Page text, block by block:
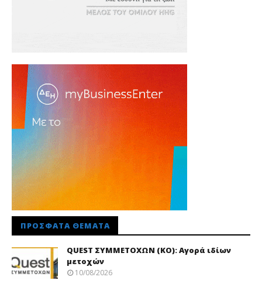
ΠΡΌΣΦΑΤΑ ΘΈΜΑΤΑ
QUEST ΣΥΜΜΕΤΟΧΩΝ (ΚΟ): Αγορά ιδίων
μετοχών
10/08/2026